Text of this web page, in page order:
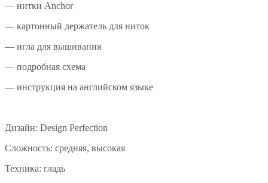
— нитки Anchor
— картонный держатель для ниток
— игла для вышивания
— подробная схема
— инструкция на английском языке
Дизайн: Design Perfection
Сложность: средняя, высокая
Техника: гладь